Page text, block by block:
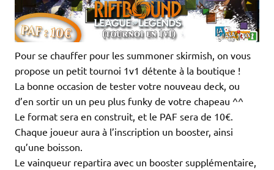
Pour se chauffer pour les summoner skirmish, on vous
propose un petit tournoi 1v1 détente à la boutique !
La bonne occasion de tester votre nouveau deck, ou
d’en sortir un un peu plus funky de votre chapeau ^^
Le format sera en construit, et le PAF sera de 10€.
Chaque joueur aura à l’inscription un booster, ainsi
qu’une boisson.
Le vainqueur repartira avec un booster supplémentaire,